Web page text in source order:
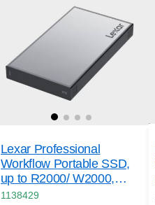
Lexar Professional
Workflow Portable SSD,
up to R2000/ W2000,
IP68, 2 TB
1138429